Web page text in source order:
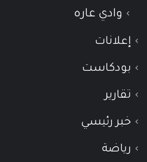
وادي عاره
إعلانات
بودكاست
تقارير
خبر رئيسي
رياضة